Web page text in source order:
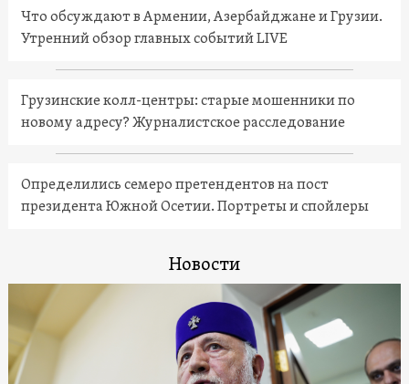
Что обсуждают в Армении, Азербайджане и Грузии.
Утренний обзор главных событий LIVE
Грузинские колл-центры: старые мошенники по
новому адресу? Журналистское расследование
Определились семеро претендентов на пост
президента Южной Осетии. Портреты и спойлеры
Новости